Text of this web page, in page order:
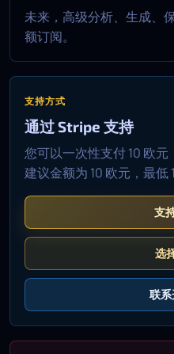
未来，高级分析、生成、
额订阅。
支持方式
通过 Stripe 支持
您可以一次性支付 10 欧元
建议金额为 10 欧元，最低 1
支
选
联